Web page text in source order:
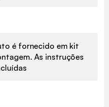
é fornecido em kit
As instruções